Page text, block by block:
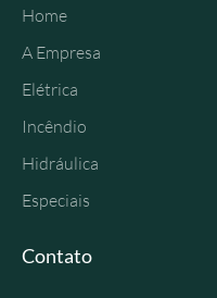
Home
A Empresa
Elétrica
Incêndio
Hidráulica
Especiais
Contato